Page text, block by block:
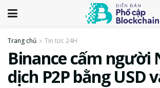
Trang chủ Tin tức 24H
Binance cấm người
dịch P2P bằng USD